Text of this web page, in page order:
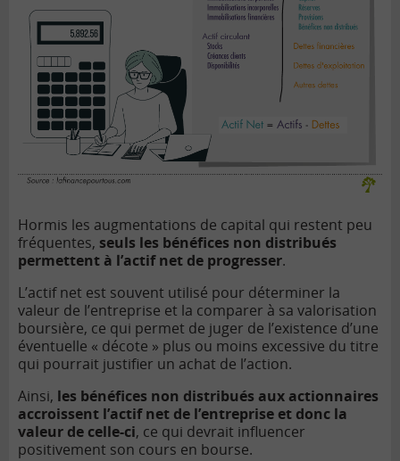
Hormis les augmentations de capital qui restent peu
fréquentes, seuls les bénéfices non distribués
permettent à l’actif net de progresser.
L’actif net est souvent utilisé pour déterminer la
valeur de l’entreprise et la comparer à sa valorisation
boursière, ce qui permet de juger de l’existence d’une
éventuelle « décote » plus ou moins excessive du titre
qui pourrait justifier un achat de l’action.
Ainsi, les bénéfices non distribués aux actionnaires
accroissent l’actif net de l’entreprise et donc la
valeur de celle-ci, ce qui devrait influencer
positivement son cours en bourse.